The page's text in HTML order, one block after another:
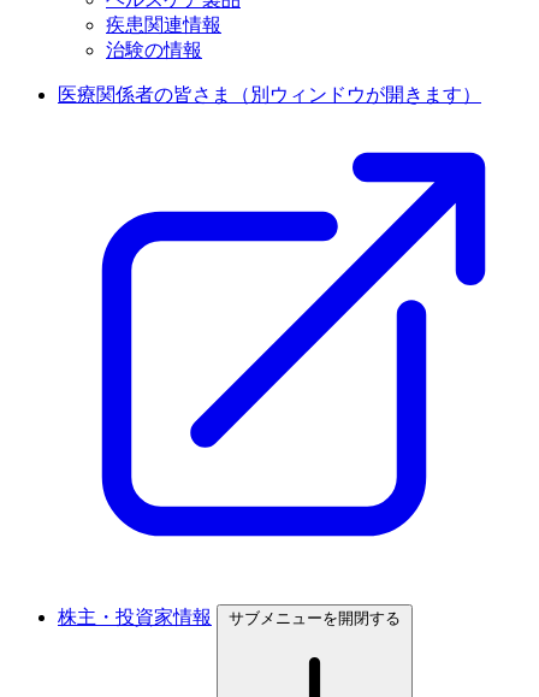
疾患関連情報
治験の情報
医療関係者の皆さま （別ウィンドウが開きます）
株主・投資家情報 サブメニューを開閉する